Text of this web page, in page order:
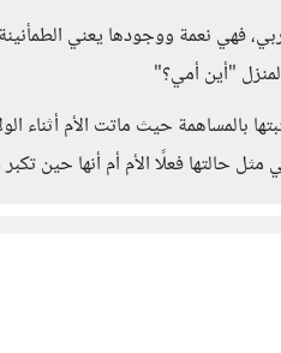
فهي نعمة ووجودها يعني
"أين أمي؟"
بالمساهمة حيث ماتت الأم أثناء
حالتها فعلًا الأم أم أنها حين